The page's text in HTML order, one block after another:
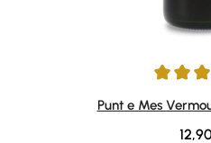
Durchschnittliche Bewertung
Punt e Mes